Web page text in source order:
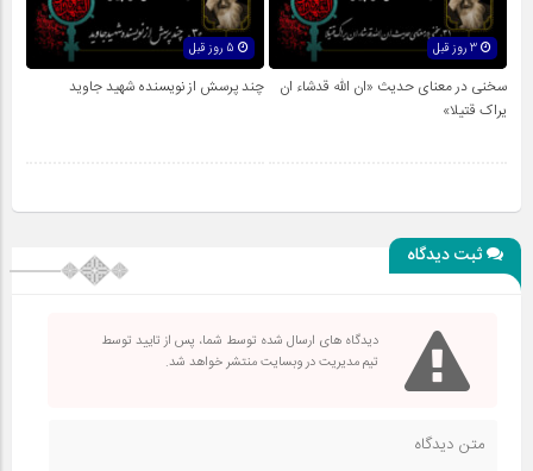
3 روز قبل
سخنی در معنای حدیث «ان الله قدشاء ان
یراک قتیلا»
چند پرسش از نویسنده شهید جاوید
ثبت دیدگاه
دیدگاه های ارسال شده توسط شما، پس از تایید توسط
تیم مدیریت در وبسایت منتشر خواهد شد.